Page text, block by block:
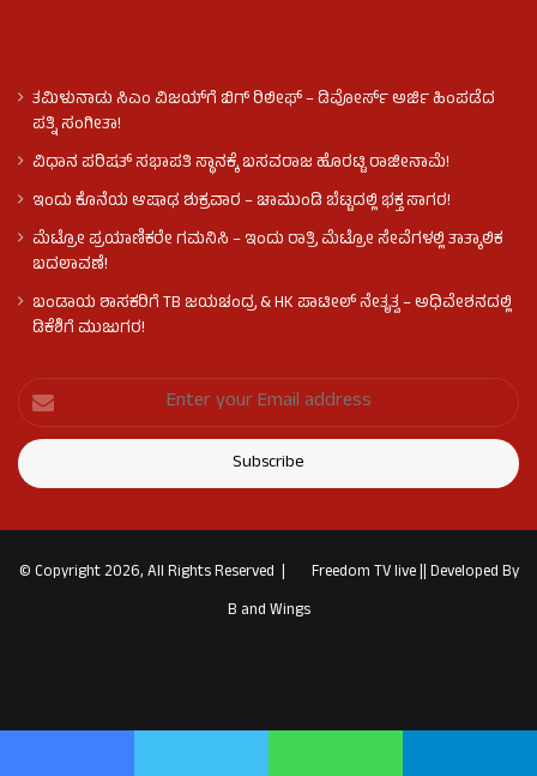
ತಮಿಳುನಾಡು ಸಿಎಂ ವಿಜಯ್‌ಗೆ ಬಿಗ್ ರಿಲೀಫ್ – ಡಿವೋರ್ಸ್ ಅರ್ಜಿ ಹಿಂಪಡೆದ
ಪತ್ನಿ ಸಂಗೀತಾ!
ವಿಧಾನ ಪರಿಷತ್ ಸಭಾಪತಿ ಸ್ಥಾನಕ್ಕೆ ಬಸವರಾಜ ಹೊರಟ್ಟಿ ರಾಜೀನಾಮೆ!
ಇಂದು ಕೊನೆಯ ಆಷಾಢ ಶುಕ್ರವಾರ – ಚಾಮುಂಡಿ ಬೆಟ್ಟದಲ್ಲಿ ಭಕ್ತ ಸಾಗರ!
ಮೆಟ್ರೋ ಪ್ರಯಾಣಿಕರೇ ಗಮನಿಸಿ – ಇಂದು ರಾತ್ರಿ ಮೆಟ್ರೋ ಸೇವೆಗಳಲ್ಲಿ ತಾತ್ಕಾಲಿಕ
ಬದಲಾವಣೆ!
ಬಂಡಾಯ ಶಾಸಕರಿಗೆ TB ಜಯಚಂದ್ರ & HK ಪಾಟೀಲ್ ನೇತೃತ್ವ – ಅಧಿವೇಶನದಲ್ಲಿ
ಡಿಕೆಶಿಗೆ ಮುಜುಗರ!
© Copyright 2026, All Rights Reserved | Freedom TV live||Developed By
B and Wings